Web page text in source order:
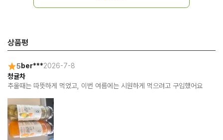
상품평
5 ber***2026-7-8
청귤차
추울때는 따뜻하게 먹었고, 이번 여름에는 시원하게 먹으려고 구입했어요